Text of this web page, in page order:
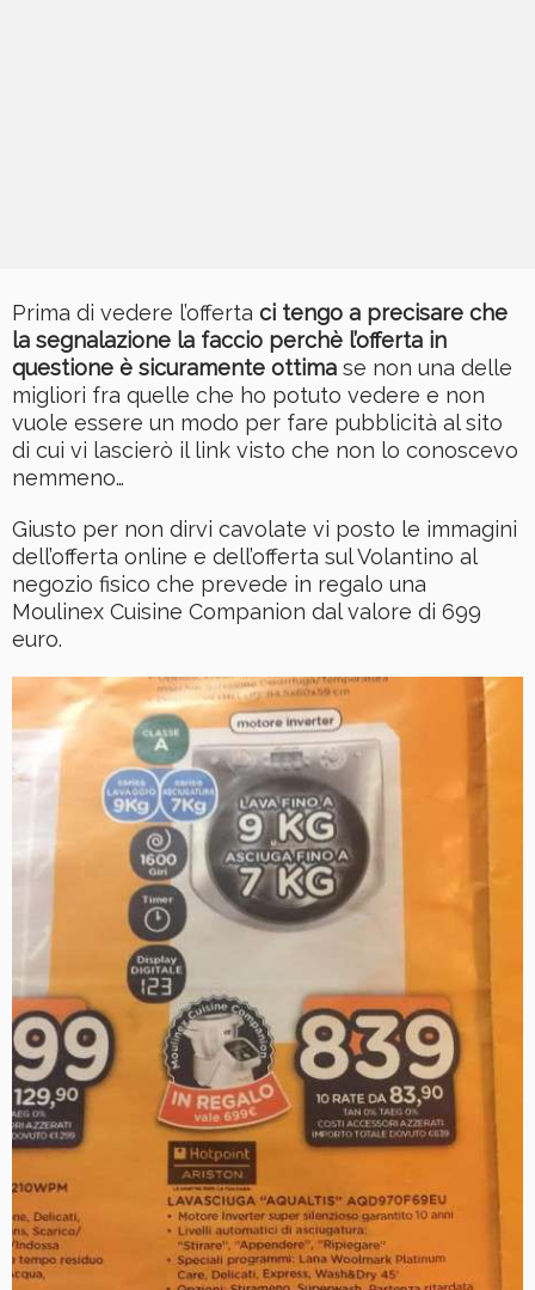
Prima di vedere l’offerta ci tengo a precisare che
la segnalazione la faccio perchè l’offerta in
questione è sicuramente ottima se non una delle
migliori fra quelle che ho potuto vedere e non
vuole essere un modo per fare pubblicità al sito
di cui vi lascierò il link visto che non lo conoscevo
nemmeno…
Giusto per non dirvi cavolate vi posto le immagini
dell’offerta online e dell’offerta sul Volantino al
negozio fisico che prevede in regalo una
Moulinex Cuisine Companion dal valore di 699
euro.